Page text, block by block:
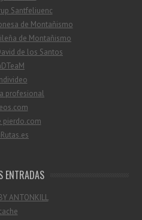
Santfeliuenc
de Montañismo
de Montañismo
de los Santos
profesional
pierdo.com
ENTRADAS
ANTONKILL